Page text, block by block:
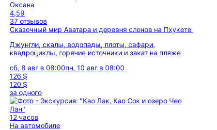
Оксана
4,59
37 отзывов
Сказочный мир Аватара и деревня слонов на Пхукете
Джунгли, скалы, водопады, плоты, сафари,
квадроциклы, горячие источники и закат на пляже
сб, 8 авг в 08:00пн, 10 авг в 08:00
126 $
120 $
за одного
12 часов
На автомобиле